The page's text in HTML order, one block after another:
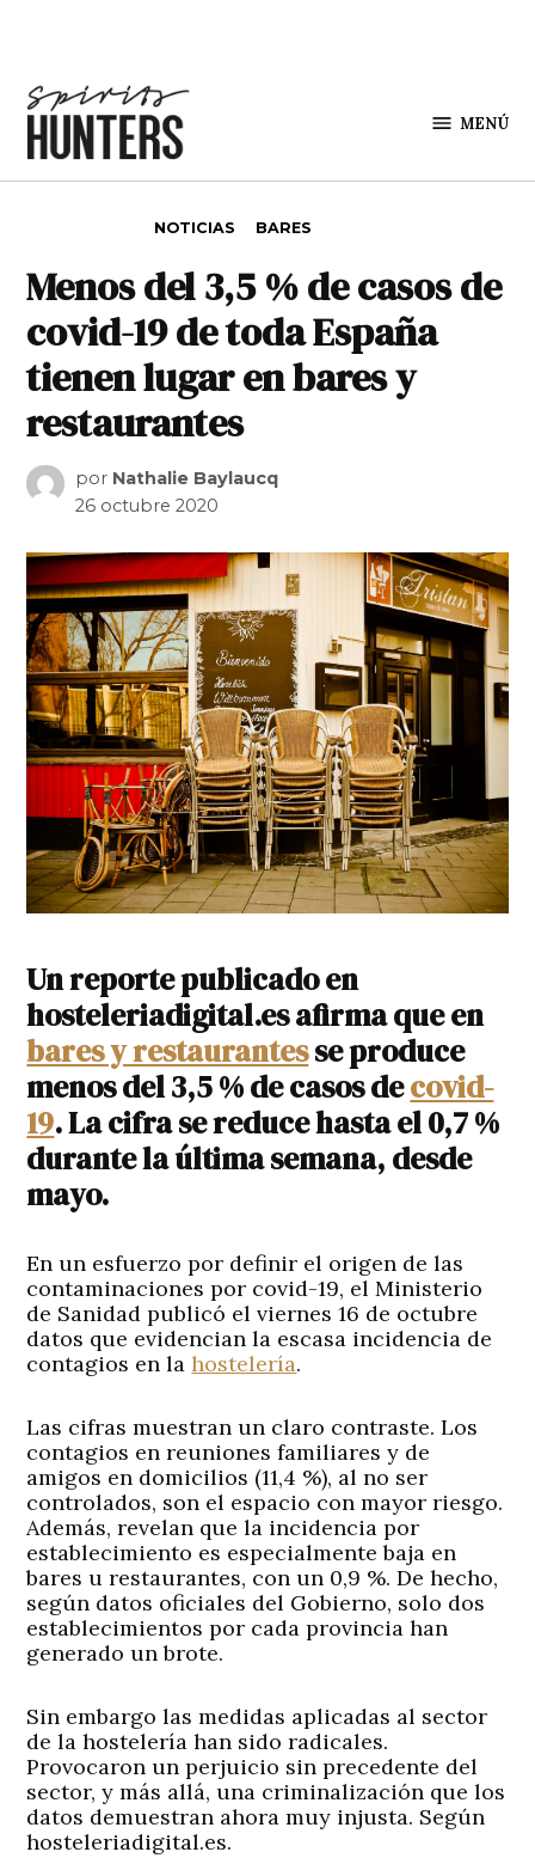
MENÚ
NOTICIAS BARES
Menos del 3,5 % de casos de
covid-19 de toda España
tienen lugar en bares y
restaurantes
por Nathalie Baylaucq
26 octubre 2020
Un reporte publicado en
hosteleriadigital.es afirma que en
bares y restaurantesse produce
menos del 3,5 % de casos decovid-
19. La cifra se reduce hasta el 0,7 %
durante la última semana, desde
mayo.
En un esfuerzo por definir el origen de las
contaminaciones por covid-19, el Ministerio
de Sanidad publicó el viernes 16 de octubre
datos que evidencian la escasa incidencia de
contagios en lahostelería.
Las cifras muestran un claro contraste. Los
contagios en reuniones familiares y de
amigos en domicilios (11,4 %), al no ser
controlados, son el espacio con mayor riesgo.
Además, revelan que la incidencia por
establecimiento es especialmente baja en
bares u restaurantes, con un 0,9 %. De hecho,
según datos oficiales del Gobierno, solo dos
establecimientos por cada provincia han
generado un brote.
Sin embargo las medidas aplicadas al sector
de la hostelería han sido radicales.
Provocaron un perjuicio sin precedente del
sector, y más allá, una criminalización que los
datos demuestran ahora muy injusta. Según
hosteleriadigital.es.